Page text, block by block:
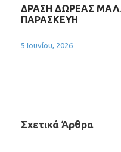
ΔΡΑΣΗ ΔΩΡΕΑΣ
ΠΑΡΑΣΚΕΥΗ
5 Ιουνίου, 2026
Σχετικά Άρθρα